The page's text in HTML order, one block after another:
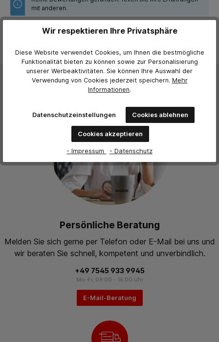
mit anderen.
Persönliche Beratung
Melden Sie sich gerne per Telefon oder E-Mail bei uns und
wir beraten Sie schnell, kompetent und unverbindlich.
+49 7545 933 9945
Mo-Fr, 09:00 - 16:00 Uhr
E-Mail-Beratung
Wir respektieren Ihre Privatsphäre
Diese Website verwendet Cookies, um Ihnen die bestmögliche
Funktionalität bieten zu können sowie zur Personalisierung
unserer Werbeaktivitäten. Sie können Ihre Auswahl der
Verwendung von Cookies jederzeit speichern. Mehr
Informationen.
Datenschutzeinstellungen Cookies ablehnen
Cookies akzeptieren
- Impressum - Datenschutz